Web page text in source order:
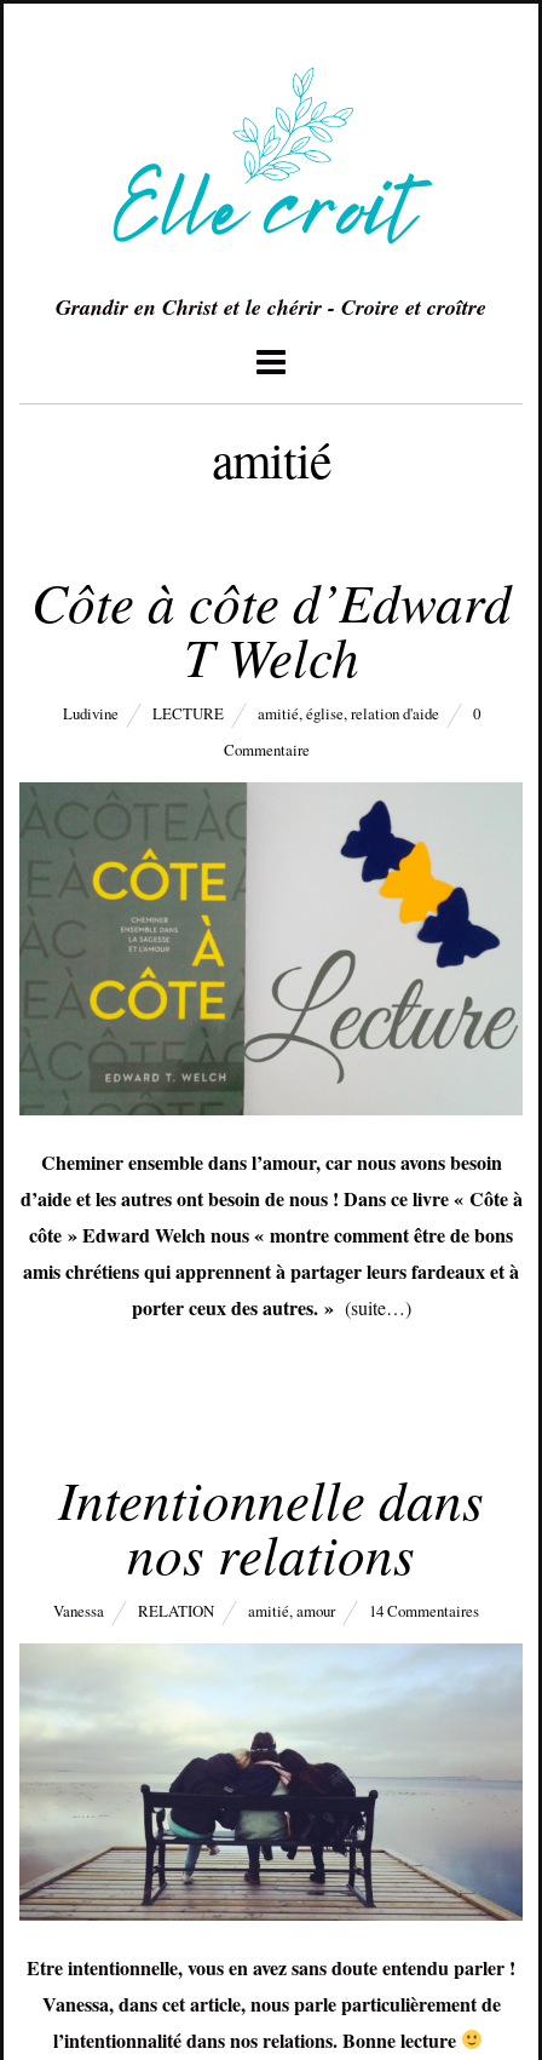
Grandir en Christ et le chérir - Croire et croître
amitié
Côte à côte d’Edward
T Welch
Ludivine LECTURE amitié,église,relation d'aide
0
Commentaire
Cheminer ensemble dans l’amour, car nous avons besoin
d’aide et les autres ont besoin de nous ! Dans ce livre « Côte à
côte » Edward Welch nous « montre comment être de bons
amis chrétiens qui apprennent à partager leurs fardeaux et à
porter ceux des autres. » (suite…)
Intentionnelle dans
nos relations
Vanessa RELATION amitié,amour 14 Commentaires
Etre intentionnelle, vous en avez sans doute entendu parler !
Vanessa, dans cet article, nous parle particulièrement de
l’intentionnalité dans nos relations. Bonne lecture